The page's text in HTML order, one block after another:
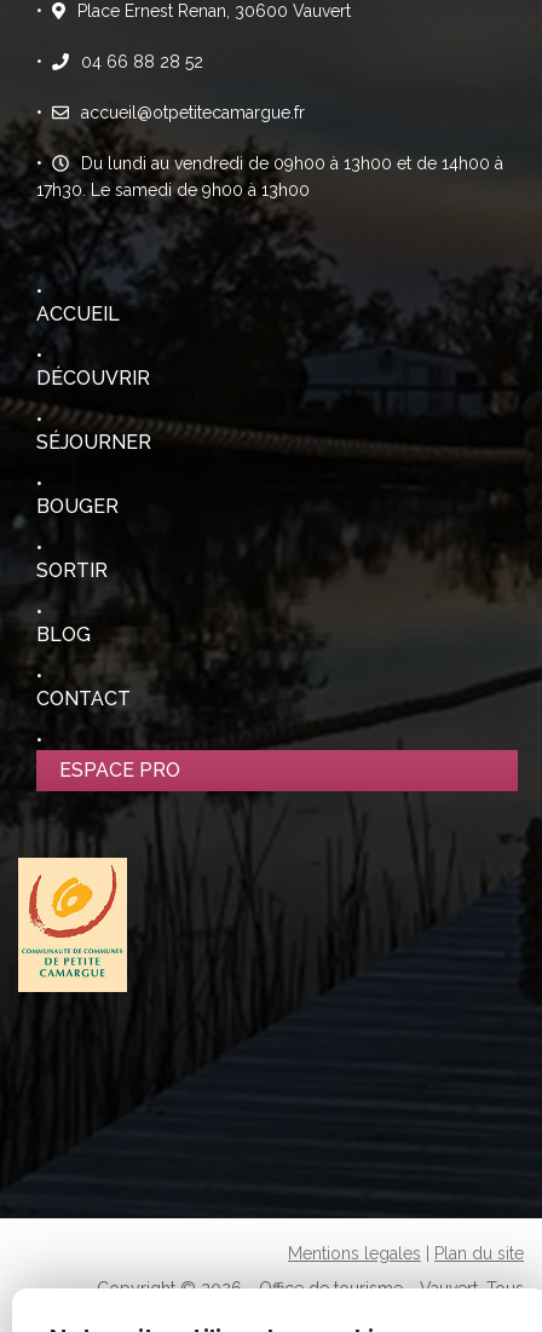
Place Ernest Renan, 30600 Vauvert
04 66 88 28 52
accueil@otpetitecamargue.fr
Du lundi au vendredi de 09h00 à 13h00 et de 14h00 à
17h30. Le samedi de 9h00 à 13h00
ACCUEIL
DÉCOUVRIR
SÉJOURNER
BOUGER
SORTIR
BLOG
CONTACT
ESPACE PRO
Mentions legales
Plan du site
Copyright © 2026 - Office de tourisme - Vauvert. Tous